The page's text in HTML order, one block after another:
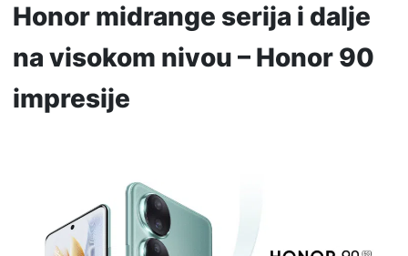
Honor midrange serija i dalje
na visokom nivou – Honor 90
impresije